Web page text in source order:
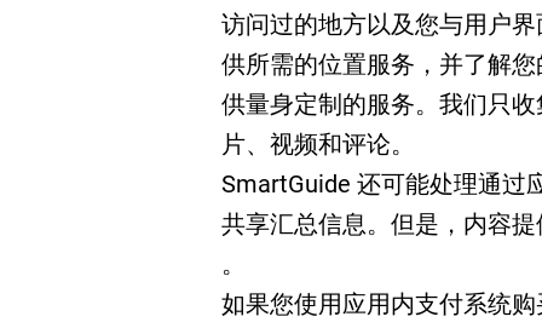
访问过的地方以及您与用户
供所需的位置服务，并了解
供量身定制的服务。我们只
片、视频和评论。
SmartGuide 还可能处理通过
共享汇总信息。但是，内容
。
如果您使用应用内支付系统